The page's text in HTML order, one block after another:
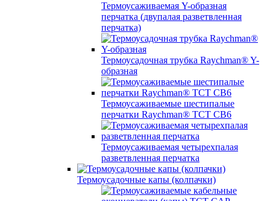
Термоусаживаемая Y-образная
перчатка (двупалая разветвленная
перчатка)
Термоусадочная трубка Raychman® Y-
образная
Термоусаживаемые шестипалые
перчатки Raychman® ТСТ СВ6
Термоусаживаемая четырехпалая
разветвленная перчатка
Термоусадочные капы (колпачки)